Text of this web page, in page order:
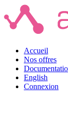
Accueil
Nos offres
English
Connexion